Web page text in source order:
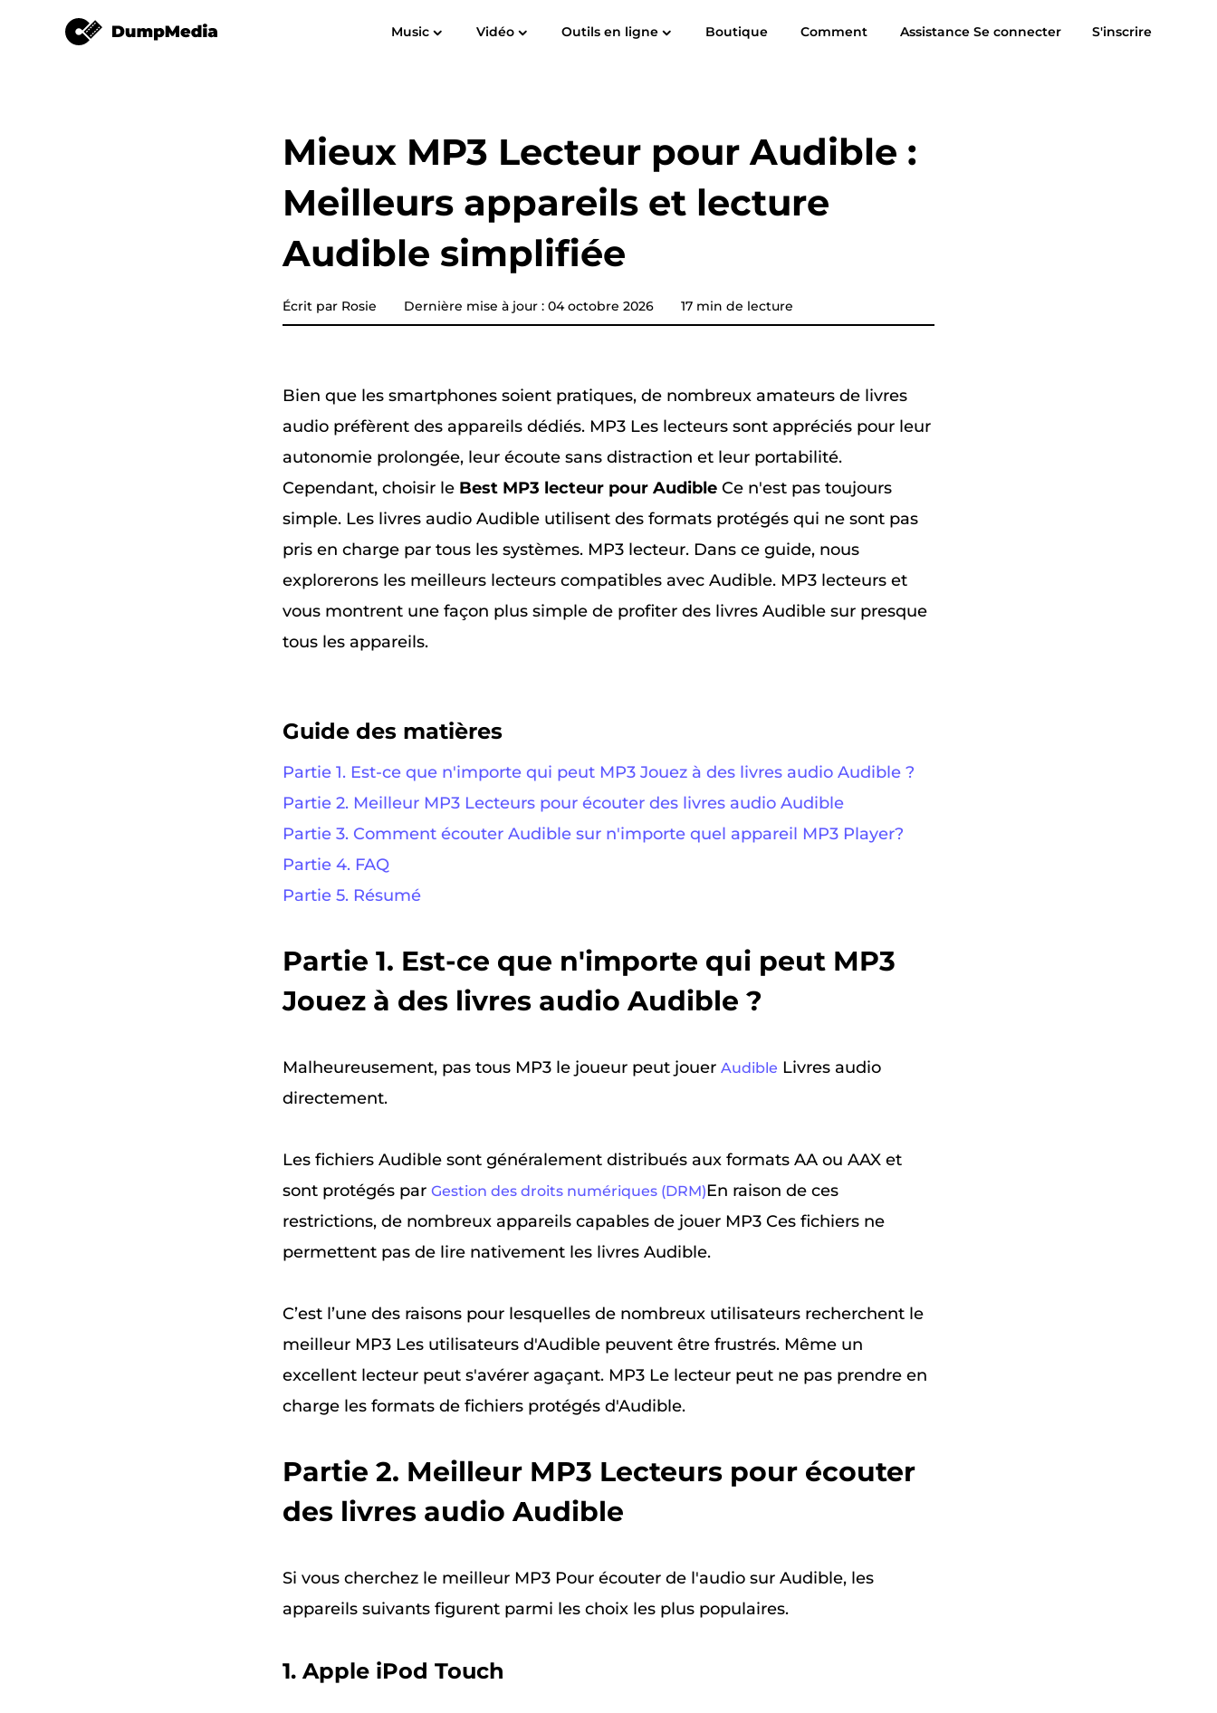
Music
Apple Music Converter
Convertisseur de musique
YouTube
Amazon Music Converter Convertisseur audible
Convertisseur de musique
Pandora
Convertisseur de musique en
ligne
Convertisseur de musique
SoundCloud
Vidéo Outils en ligne Boutique Comment Assistance Se connecter S'inscrire
Convertisseur audible Guide de l'utilisateur FAQAvis Téléchargement gratuit Acheter
Mieux MP3 Lecteur pour Audible :
Meilleurs appareils et lecture
Audible simplifiée
Écrit par Rosie Dernière mise à jour : 04 octobre 2026 17 min de lecture
Bien que les smartphones soient pratiques, de nombreux amateurs de livres
audio préfèrent des appareils dédiés. MP3 Les lecteurs sont appréciés pour leur
autonomie prolongée, leur écoute sans distraction et leur portabilité.
Cependant, choisir le Best MP3 lecteur pour Audible Ce n'est pas toujours
simple. Les livres audio Audible utilisent des formats protégés qui ne sont pas
pris en charge par tous les systèmes. MP3 lecteur. Dans ce guide, nous
explorerons les meilleurs lecteurs compatibles avec Audible. MP3 lecteurs et
vous montrent une façon plus simple de profiter des livres Audible sur presque
tous les appareils.
Guide des matières
Partie 1. Est-ce que n'importe qui peut MP3 Jouez à des livres audio Audible ?
Partie 2. Meilleur MP3 Lecteurs pour écouter des livres audio Audible
Partie 3. Comment écouter Audible sur n'importe quel appareil MP3 Player?
Partie 4. FAQ
Partie 5. Résumé
Partie 1. Est-ce que n'importe qui peut MP3
Jouez à des livres audio Audible ?
Malheureusement, pas tous MP3 le joueur peut jouer Audible Livres audio
directement.
Les fichiers Audible sont généralement distribués aux formats AA ou AAX et
sont protégés par Gestion des droits numériques (DRM)En raison de ces
restrictions, de nombreux appareils capables de jouer MP3 Ces fichiers ne
permettent pas de lire nativement les livres Audible.
C’est l’une des raisons pour lesquelles de nombreux utilisateurs recherchent le
meilleur MP3 Les utilisateurs d'Audible peuvent être frustrés. Même un
excellent lecteur peut s'avérer agaçant. MP3 Le lecteur peut ne pas prendre en
charge les formats de fichiers protégés d'Audible.
Partie 2. Meilleur MP3 Lecteurs pour écouter
des livres audio Audible
Si vous cherchez le meilleur MP3 Pour écouter de l'audio sur Audible, les
appareils suivants figurent parmi les choix les plus populaires.
1. Apple iPod Touch